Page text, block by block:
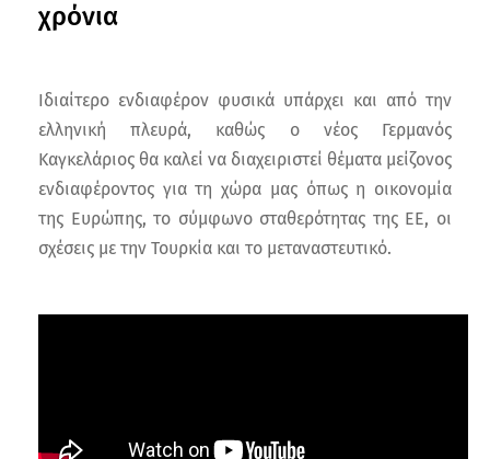
χρόνια
Ιδιαίτερο ενδιαφέρον φυσικά υπάρχει και από την
ελληνική πλευρά, καθώς ο νέος Γερμανός
Καγκελάριος θα καλεί να διαχειριστεί θέματα μείζονος
ενδιαφέροντος για τη χώρα μας όπως η οικονομία
της Ευρώπης, το σύμφωνο σταθερότητας της ΕΕ, οι
σχέσεις με την Τουρκία και το μεταναστευτικό.